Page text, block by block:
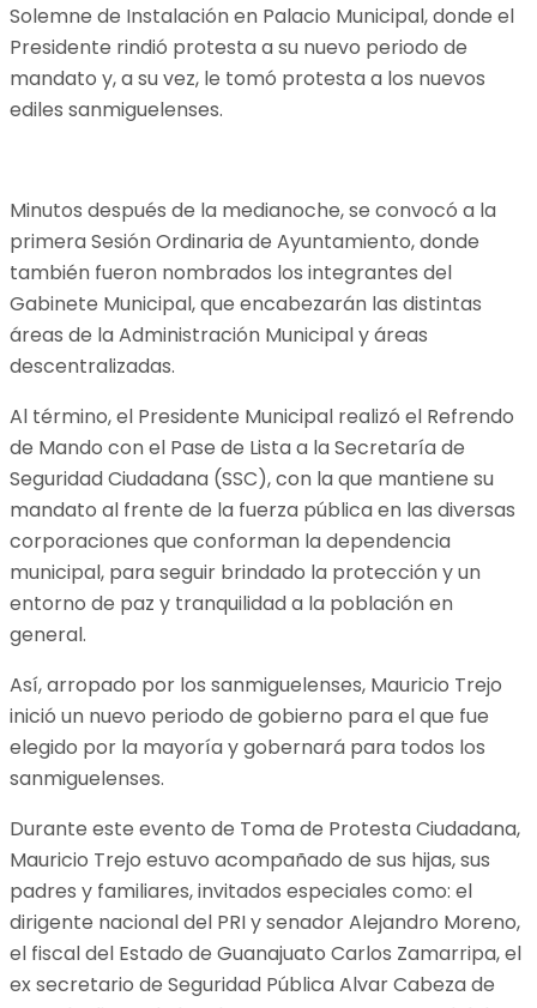
Solemne de Instalación en Palacio Municipal, donde el
Presidente rindió protesta a su nuevo periodo de
mandato y, a su vez, le tomó protesta a los nuevos
ediles sanmiguelenses.
Minutos después de la medianoche, se convocó a la
primera Sesión Ordinaria de Ayuntamiento, donde
también fueron nombrados los integrantes del
Gabinete Municipal, que encabezarán las distintas
áreas de la Administración Municipal y áreas
descentralizadas.
Al término, el Presidente Municipal realizó el Refrendo
de Mando con el Pase de Lista a la Secretaría de
Seguridad Ciudadana (SSC), con la que mantiene su
mandato al frente de la fuerza pública en las diversas
corporaciones que conforman la dependencia
municipal, para seguir brindado la protección y un
entorno de paz y tranquilidad a la población en
general.
Así, arropado por los sanmiguelenses, Mauricio Trejo
inició un nuevo periodo de gobierno para el que fue
elegido por la mayoría y gobernará para todos los
sanmiguelenses.
Durante este evento de Toma de Protesta Ciudadana,
Mauricio Trejo estuvo acompañado de sus hijas, sus
padres y familiares, invitados especiales como: el
dirigente nacional del PRI y senador Alejandro Moreno,
el fiscal del Estado de Guanajuato Carlos Zamarripa, el
ex secretario de Seguridad Pública Alvar Cabeza de